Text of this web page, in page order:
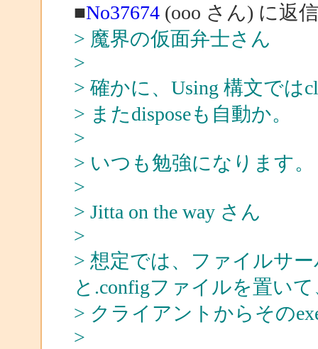
■No37674(ooo さん) に返信
> 魔界の仮面弁士さん
>
> 確かに、Using 構文では
> またdisposeも自動か。
>
> いつも勉強になります。
>
> Jitta on the way さん
>
> 想定では、ファイルサ
と.configファイルを置いて
> クライアントからその
>